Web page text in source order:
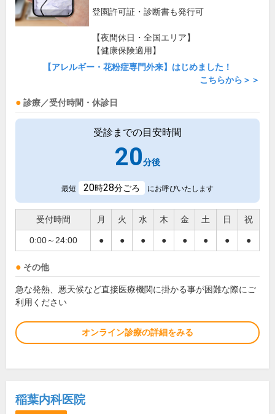
登園許可証・診断書も発行可
【夜間休日・全国エリア】
【健康保険適用】
【アレルギー・花粉症専門外来】はじめました！
こちらから＞＞
診療／受付時間・休診日
受診までの目安時間
20分後
最短 20時28分ごろ にお呼びいたします
受付時間 月 火 水 木 金 土 日 祝
0:00～24:00 ● ● ● ● ● ● ● ●
その他
急な発熱、悪天候など直接医療機関に掛かる事が困難な際にご
利用ください
オンライン診療の詳細をみる
稲葉内科医院